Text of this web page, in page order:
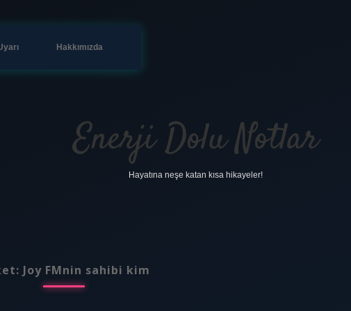
Hakkımızda
Enerji Dolu Notlar
Hayatına neşe katan kısa hikayeler!
Joy FMnin sahibi kim